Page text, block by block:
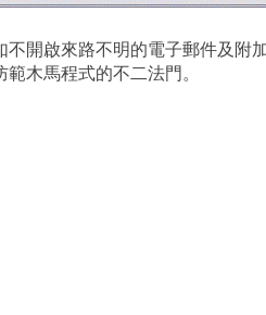
開啟來路不明的電子郵件及附
木馬程式的不二法門。